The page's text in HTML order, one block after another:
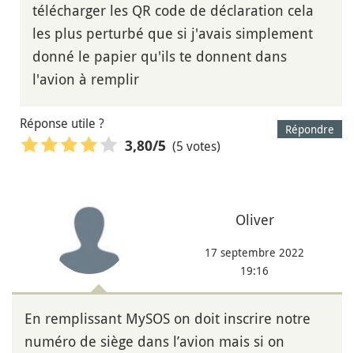
télécharger les QR code de déclaration cela
les plus perturbé que si j'avais simplement
donné le papier qu'ils te donnent dans
l'avion à remplir
Répondre
Réponse utile ?
3,80/5 (5 votes)
Oliver
17 septembre 2022
19:16
En remplissant MySOS on doit inscrire notre
numéro de siège dans l’avion mais si on